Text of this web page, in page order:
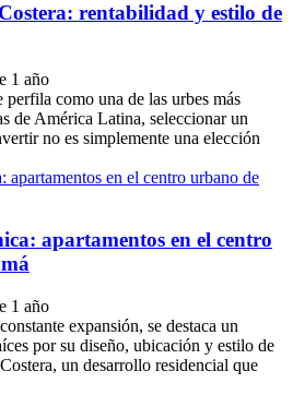
rentabilidad y estilo de
1 año
perfila como una de las urbes más
de América Latina, seleccionar un
no es simplemente una elección
apartamentos en el centro
1 año
expansión, se destaca un
por su diseño, ubicación y estilo de
un desarrollo residencial que